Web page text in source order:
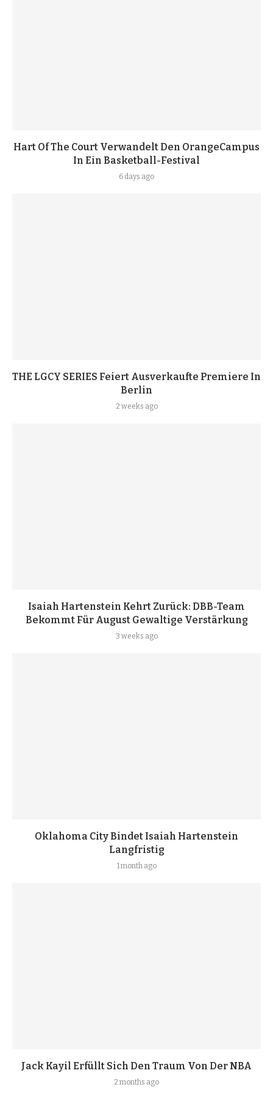
Hart Of The Court Verwandelt Den OrangeCampus
In Ein Basketball-Festival
6 days ago
THE LGCY SERIES Feiert Ausverkaufte Premiere In
Berlin
2 weeks ago
Isaiah Hartenstein Kehrt Zurück: DBB-Team
Bekommt Für August Gewaltige Verstärkung
3 weeks ago
Oklahoma City Bindet Isaiah Hartenstein
Langfristig
1 month ago
Jack Kayil Erfüllt Sich Den Traum Von Der NBA
2 months ago